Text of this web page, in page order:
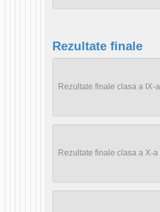
Rezultate finale
Rezultate finale clasa a IX-a
Rezultate finale clasa a X-a